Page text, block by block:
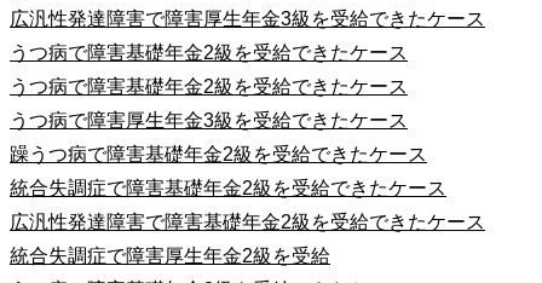
広汎性発達障害で障害厚生年金3級を受給できたケース
うつ病で障害基礎年金2級を受給できたケース
うつ病で障害基礎年金2級を受給できたケース
うつ病で障害厚生年金3級を受給できたケース
躁うつ病で障害基礎年金2級を受給できたケース
統合失調症で障害基礎年金2級を受給できたケース
広汎性発達障害で障害基礎年金2級を受給できたケース
統合失調症で障害厚生年金2級を受給